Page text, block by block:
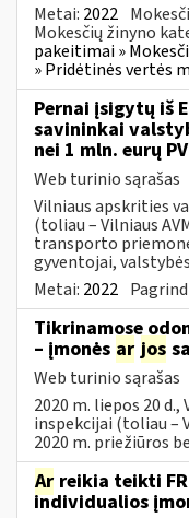
Metai: 2022
Mokesčių žinyno
pakeitimai »
» Pridėtinės vertės
Pernai įsigytų iš
savininkai
nei 1 mln. eurų
Web turinio sąrašas
Vilniaus apskrities
(toliau – Vilniaus
transporto
gyventojai,
Metai: 2022
Tikrinamose
– įmonės ar jos
Web turinio sąrašas
2020 m. liepos 20
inspekcijai (toliau –
2020 m. priežiūros
Ar reikia teikti
individualios